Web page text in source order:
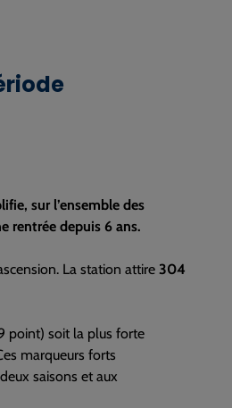
sur l’ensemble des
rentrée depuis 6 ans.
La station attire 304
point) soit la plus forte
marqueurs forts
saisons et aux